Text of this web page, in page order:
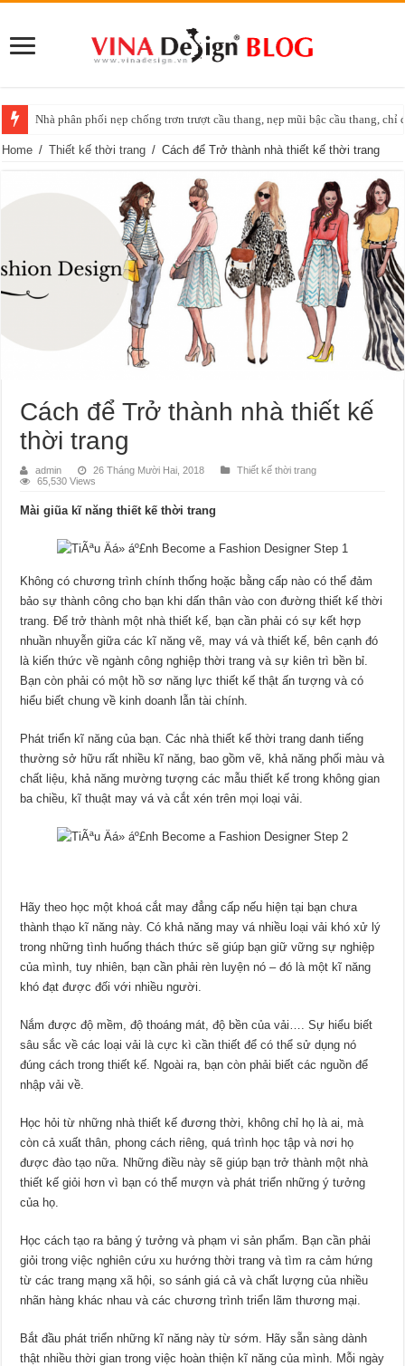
Nhà phân phối nẹp chống trơn trượt cầu thang, nẹp mũi bậc cầu thang,
Home / Thiết kế thời trang / Cách để Trở thành nhà thiết kế thời trang
Cách để Trở thành nhà thiết kế
thời trang
admin 26 Tháng Mười Hai, 2018
Thiết kế thời trang
65,530 Views
Mài giũa kĩ năng thiết kế thời trang
Không có chương trình chính thống hoặc bằng cấp nào có thể đảm
bảo sự thành công cho bạn khi dấn thân vào con đường thiết kế thời
trang. Để trở thành một nhà thiết kế, bạn cần phải có sự kết hợp
nhuần nhuyễn giữa các kĩ năng vẽ, may vá và thiết kế, bên cạnh đó
là kiến thức về ngành công nghiệp thời trang và sự kiên trì bền bỉ.
Bạn còn phải có một hồ sơ năng lực thiết kế thật ấn tượng và có
hiểu biết chung về kinh doanh lẫn tài chính.
Phát triển kĩ năng của bạn. Các nhà thiết kế thời trang danh tiếng
thường sở hữu rất nhiều kĩ năng, bao gồm vẽ, khả năng phối màu và
chất liệu, khả năng mường tượng các mẫu thiết kế trong không gian
ba chiều, kĩ thuật may vá và cắt xén trên mọi loại vải.
Hãy theo học một khoá cắt may đẳng cấp nếu hiện tại bạn chưa
thành thạo kĩ năng này. Có khả năng may vá nhiều loại vải khó xử lý
trong những tình huống thách thức sẽ giúp bạn giữ vững sự nghiệp
của mình, tuy nhiên, bạn cần phải rèn luyện nó – đó là một kĩ năng
khó đạt được đối với nhiều người.
Nắm được độ mềm, độ thoáng mát, độ bền của vải…. Sự hiểu biết
sâu sắc về các loại vải là cực kì cần thiết để có thể sử dụng nó
đúng cách trong thiết kế. Ngoài ra, bạn còn phải biết các nguồn để
nhập vải về.
Học hỏi từ những nhà thiết kế đương thời, không chỉ họ là ai, mà
còn cả xuất thân, phong cách riêng, quá trình học tập và nơi họ
được đào tạo nữa. Những điều này sẽ giúp bạn trở thành một nhà
thiết kế giỏi hơn vì bạn có thể mượn và phát triển những ý tưởng
của họ.
Học cách tạo ra bảng ý tưởng và phạm vi sản phẩm. Bạn cần phải
giỏi trong việc nghiên cứu xu hướng thời trang và tìm ra cảm hứng
từ các trang mạng xã hội, so sánh giá cả và chất lượng của nhiều
nhãn hàng khác nhau và các chương trình triển lãm thương mại.
Bắt đầu phát triển những kĩ năng này từ sớm. Hãy sẵn sàng dành
thật nhiều thời gian trong việc hoàn thiện kĩ năng của mình. Mỗi ngày